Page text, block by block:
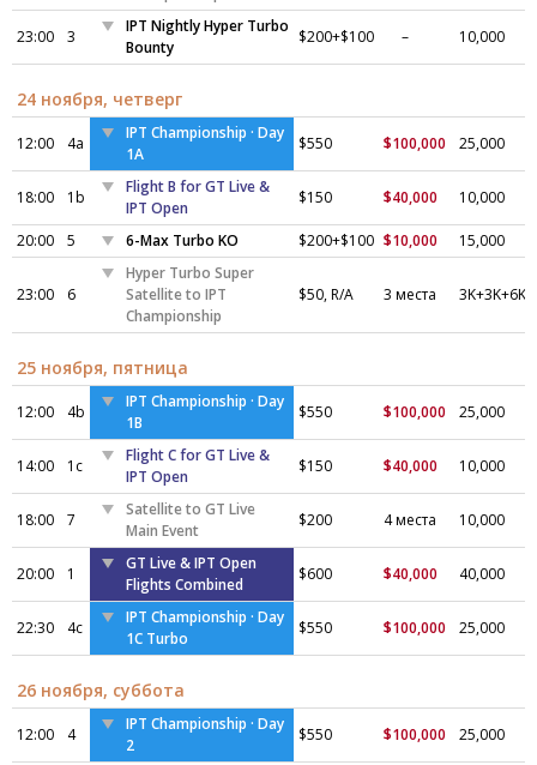
23:00 3
IPT Nightly Hyper Turbo
Bounty
$200+$100 – 10,000
24 ноября, четверг
12:00 4a
IPT Championship · Day
1A
$550 $100,000 25,000
18:00 1b
Flight B for GT Live &
IPT Open
$150 $40,000 10,000
20:00 5 6-Max Turbo KO $200+$100 $10,000 15,000
23:00 6
Hyper Turbo Super
Satellite to IPT
Championship
$50, R/A 3 места 3K+3K+6K
25 ноября, пятница
12:00 4b
IPT Championship · Day
1B
$550 $100,000 25,000
14:00 1c
Flight C for GT Live &
IPT Open
$150 $40,000 10,000
18:00 7
Satellite to GT Live
Main Event
$200 4 места 10,000
20:00 1
GT Live & IPT Open
Flights Combined
$600 $40,000 40,000
22:30 4c
IPT Championship · Day
1C Turbo
$550 $100,000 25,000
26 ноября, суббота
12:00 4
IPT Championship · Day
2
$550 $100,000 25,000